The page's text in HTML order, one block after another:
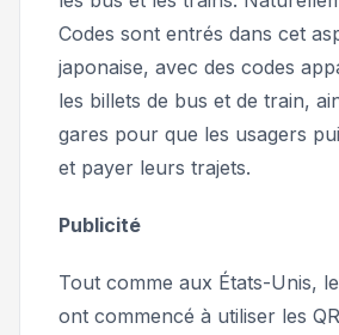
Codes sont entrés dans cet
japonaise, avec des codes
les billets de bus et de train,
gares pour que les usagers
et payer leurs trajets.
Publicité
Tout comme aux États-Unis,
ont commencé à utiliser les